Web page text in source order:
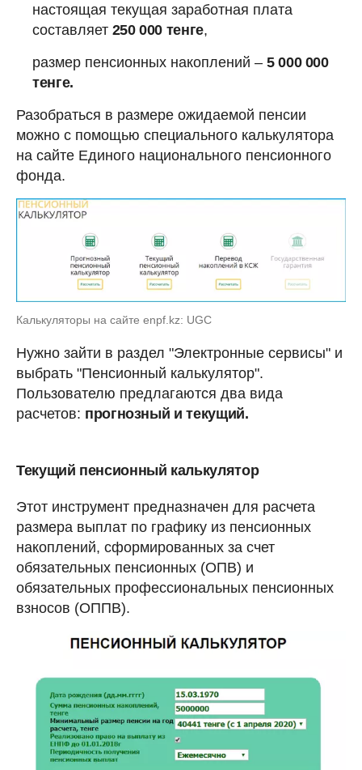
настоящая текущая заработная плата
составляет 250 000 тенге,
размер пенсионных накоплений – 5 000 000
тенге.
Разобраться в размере ожидаемой пенсии
можно с помощью специального калькулятора
на сайте Единого национального пенсионного
фонда.
Калькуляторы на сайте enpf.kz: UGC
Нужно зайти в раздел "Электронные сервисы" и
выбрать "Пенсионный калькулятор".
Пользователю предлагаются два вида
расчетов: прогнозный и текущий.
Текущий пенсионный калькулятор
Этот инструмент предназначен для расчета
размера выплат по графику из пенсионных
накоплений, сформированных за счет
обязательных пенсионных (ОПВ) и
обязательных профессиональных пенсионных
взносов (ОППВ).